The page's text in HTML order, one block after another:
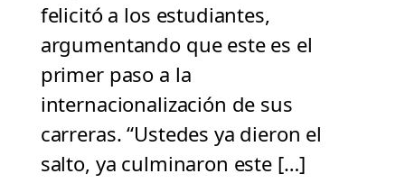
felicitó a los estudiantes,
argumentando que este es el
primer paso a la
internacionalización de sus
carreras. “Ustedes ya dieron el
salto, ya culminaron este […]